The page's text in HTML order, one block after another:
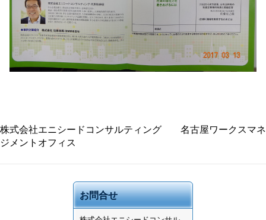
株式会社エニシードコンサルティング 名古屋ワークスマネ
ジメントオフィス
お問合せ